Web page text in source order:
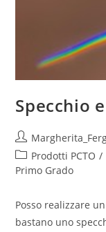
Specchio
Post
author:
Post
category:
Prodotti PCTO /
Primo Grado
Posso realizzare
bastano uno